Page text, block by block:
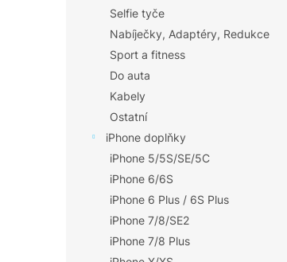
Selfie tyče
Nabíječky, Adaptéry, Redukce
Sport a fitness
Do auta
Kabely
Ostatní
iPhone doplňky
iPhone 5/5S/SE/5C
iPhone 6/6S
iPhone 6 Plus / 6S Plus
iPhone 7/8/SE2
iPhone 7/8 Plus